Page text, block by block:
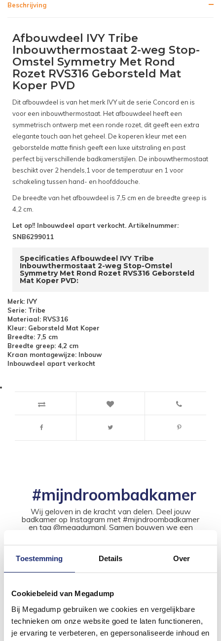
Toestemming Details Over
Cookiebeleid van Megadump
Bij Megadump gebruiken we cookies en vergelijkbare
technieken om onze website goed te laten functioneren,
je ervaring te verbeteren, en gepersonaliseerde inhoud en
Beschrijving
Afbouwdeel IVY Tribe
Inbouwthermostaat 2-weg Stop-
Omstel Symmetry Met Rond
Rozet RVS316 Geborsteld Mat
Koper PVD
Dit afbouwdeel is van het merk IVY uit de serie Concord en is
voor een inbouwthermostaat. Het afbouwdeel heeft een
symmetrisch ontwerp met een ronde rozet, dit geeft een extra
elegante touch aan het geheel. De koperen kleur met een
geborstelde matte finish geeft een luxe uitstraling en past
perfect bij verschillende badkamerstijlen. De inbouwthermostaat
beschikt over 2 hendels,1 voor de temperatuur en 1 voor
schakeling tussen hand- en hoofddouche.
De breedte van het afbouwdeel is 7,5 cm en de breedte greep is
4,2 cm.
Let op!! Inbouwdeel apart verkocht. Artikelnummer:
SNB6299011
Specificaties Afbouwdeel IVY Tribe
Inbouwthermostaat 2-weg Stop-Omstel
Symmetry Met Rond Rozet RVS316 Geborsteld
Mat Koper PVD:
Merk: IVY
Serie: Tribe
Materiaal: RVS316
Kleur: Geborsteld Mat Koper
Breedte: 7,5 cm
Breedte greep: 4,2 cm
Kraan montagewijze: Inbouw
Inbouwdeel apart verkocht
#mijndroombadkamer
Wij geloven in de kracht van delen. Deel jouw
badkamer op Instagram met #mijndroombadkamer
en tag @megadumpnl. Samen bouwen we een
badkamerstijlen. Doe je mee?